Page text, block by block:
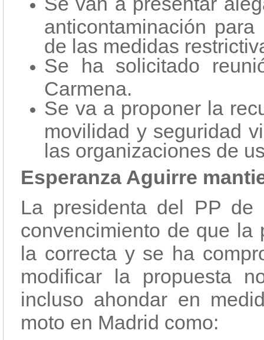
anticontaminación
de las medidas
Se ha solicitado
Carmena.
Se va a proponer la
movilidad y seguridad
las organizaciones de
Esperanza Aguirre
La presidenta del PP de
convencimiento de que la
la correcta y se ha
modificar la propuesta
incluso ahondar en
moto en Madrid como: